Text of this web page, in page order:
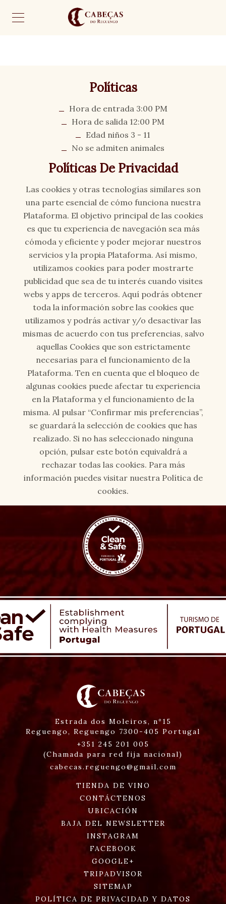
Políticas
Hora de entrada 3:00 PM
Hora de salida 12:00 PM
Edad niños 3 - 11
No se admiten animales
Políticas De Privacidad
Las cookies y otras tecnologías similares son
una parte esencial de cómo funciona nuestra
Plataforma. El objetivo principal de las cookies
es que tu experiencia de navegación sea más
cómoda y eficiente y poder mejorar nuestros
servicios y la propia Plataforma. Así mismo,
utilizamos cookies para poder mostrarte
publicidad que sea de tu interés cuando visites
webs y apps de terceros. Aquí podrás obtener
toda la información sobre las cookies que
utilizamos y podrás activar y/o desactivar las
mismas de acuerdo con tus preferencias, salvo
aquellas Cookies que son estrictamente
necesarias para el funcionamiento de la
Plataforma. Ten en cuenta que el bloqueo de
algunas cookies puede afectar tu experiencia
en la Plataforma y el funcionamiento de la
misma. Al pulsar “Confirmar mis preferencias”,
se guardará la selección de cookies que has
realizado. Si no has seleccionado ninguna
opción, pulsar este botón equivaldrá a
rechazar todas las cookies. Para más
información puedes visitar nuestra Política de
cookies.
Estrada dos Moleiros, nº15
Reguengo, Reguengo 7300-405 Portugal
+351 245 201 005
(Chamada para red fija nacional)
cabecas.reguengo@gmail.com
TIENDA DE VINO
CONTÁCTENOS
UBICACIÓN
BAJA DEL NEWSLETTER
INSTAGRAM
FACEBOOK
GOOGLE+
TRIPADVISOR
SITEMAP
POLÍTICA DE PRIVACIDAD Y DATOS